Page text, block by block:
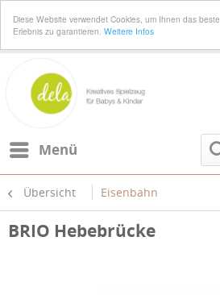
Diese Website verwendet Cookies, um Ihnen das beste
Erlebnis zu garantieren. Weitere Infos
Menü
Übersicht Eisenbahn
BRIO Hebebrücke